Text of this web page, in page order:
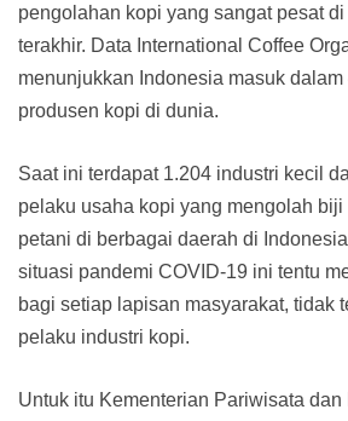
pengolahan kopi yang sangat pesat
terakhir. Data International Coffee
menunjukkan Indonesia masuk dalam
produsen kopi di dunia.
Saat ini terdapat 1.204 industri kecil
pelaku usaha kopi yang mengolah
petani di berbagai daerah di
situasi pandemi COVID-19 ini tentu
bagi setiap lapisan masyarakat, tidak
pelaku industri kopi.
Untuk itu Kementerian Pariwisata dan